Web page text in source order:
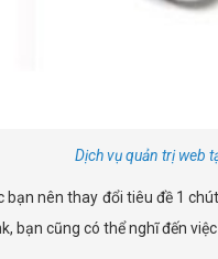
Dịch vụ quản trị web
bạn nên thay đổi tiêu đề 1
bạn cũng có thể nghĩ đến